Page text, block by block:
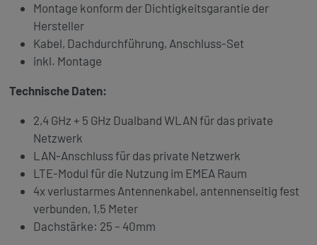
Montage konform der Dichtigkeitsgarantie der
Hersteller
Kabel, Dachdurchführung, Anschluss-Set
inkl. Montage
Technische Daten:
2,4 GHz + 5 GHz Dualband WLAN für das private
Netzwerk
LAN-Anschluss für das private Netzwerk
LTE-Modul für die Nutzung im EMEA Raum
4x verlustarmes Antennenkabel, antennenseitig fest
verbunden, 1,5 Meter
Dachstärke: 25 – 40mm